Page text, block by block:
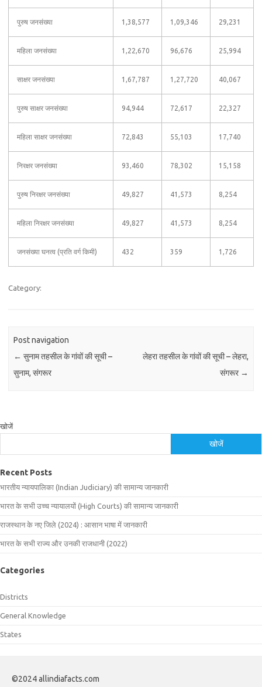
पुरुष जनसंख्या 1,38,577 1,09,346 29,231
महिला जनसंख्या 1,22,670 96,676 25,994
साक्षर जनसंख्या 1,67,787 1,27,720 40,067
पुरुष साक्षर जनसंख्या 94,944 72,617 22,327
महिला साक्षर जनसंख्या 72,843 55,103 17,740
निरक्षर जनसंख्या 93,460 78,302 15,158
पुरुष निरक्षर जनसंख्या 49,827 41,573 8,254
महिला निरक्षर जनसंख्या 49,827 41,573 8,254
जनसंख्या घनत्व (प्रति वर्ग किमी) 432 359 1,726
Category:
Post navigation
← सुनाम तहसील के गांवों की सूची –
सुनाम, संगरूर
लेहरा तहसील के गांवों की सूची – लेहरा,
संगरूर →
खोजें
खोजें
Recent Posts
भारतीय न्यायपालिका (Indian Judiciary) की सामान्य जानकारी
भारत के सभी उच्च न्यायालयों (High Courts) की सामान्य जानकारी
राजस्थान के नए जिले (2024) : आसान भाषा में जानकारी
भारत के सभी राज्य और उनकी राजधानी (2022)
Categories
Districts
General Knowledge
States
©2024 allindiafacts.com